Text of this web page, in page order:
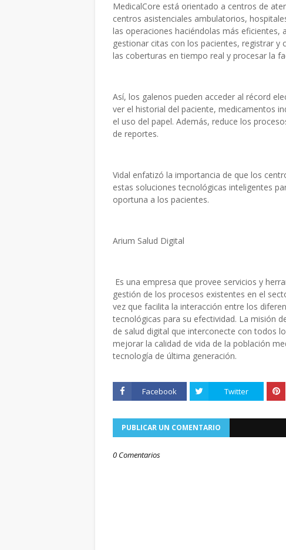
MedicalCore está orientado a centros de
centros asistenciales ambulatorios,
las operaciones haciéndolas más
gestionar citas con los pacientes, registrar
las coberturas en tiempo real y procesar la
Así, los galenos pueden acceder al récord
ver el historial del paciente, medicamentos
el uso del papel. Además, reduce los
de reportes.
Vidal enfatizó la importancia de que los
estas soluciones tecnológicas inteligentes
oportuna a los pacientes.
Arium Salud Digital
Es una empresa que provee servicios y
gestión de los procesos existentes en el
vez que facilita la interacción entre los
tecnológicas para su efectividad. La misión
de salud digital que interconecte con todos
mejorar la calidad de vida de la población
tecnología de última generación.
Facebook Twitter
PUBLICAR UN COMENTARIO
0 Comentarios